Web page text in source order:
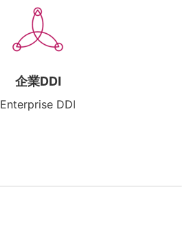
企業DDI
Enterprise DDI